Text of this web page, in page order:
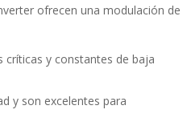
ofrecen una modulación de
críticas y constantes de baja
y son excelentes para